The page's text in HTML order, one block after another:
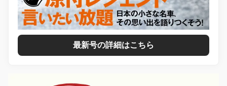
最新号の詳細はこちら